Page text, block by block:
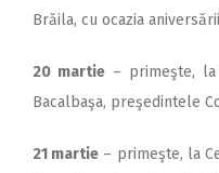
Brăila, cu ocazia
20 martie– primeşte, la
Bacalbaşa, preşedintele
21 martie – primeşte, la